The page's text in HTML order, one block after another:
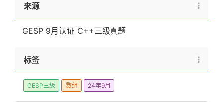
来源
GESP 9月认证 C++三级真题
标签
GESP三级 数组 24年9月